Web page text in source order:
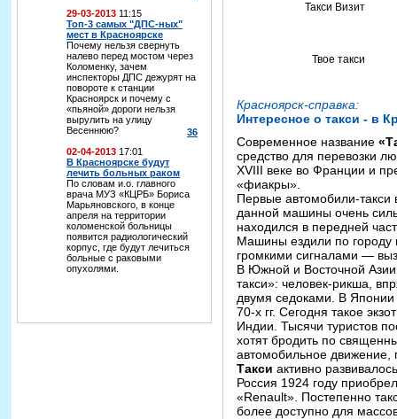
29-03-2013 11:15
Топ-3 самых "ДПС-ных"
мест в Красноярске
Почему нельзя свернуть
налево перед мостом через
Коломенку, зачем
инспекторы ДПС дежурят на
повороте к станции
Красноярск и почему с
«пьяной» дороги нельзя
вырулить на улицу
Весеннюю?
36
02-04-2013 17:01
В Красноярске будут
лечить больных раком
По словам и.о. главного
врача МУЗ «КЦРБ» Бориса
Марьяновского, в конце
апреля на территории
коломенской больницы
появится радиологический
корпус, где будут лечиться
больные с раковыми
опухолями.
Такси Визит
Твое такси
Красноярск-справка:
Интересное о такси - в
Современное название
средство для перевозки
XVIII веке во Франции и
«фиакры».
Первые автомобили-такси
данной машины очень
находился в передней
Машины ездили по городу
громкими сигналами —
В Южной и Восточной
такси»: человек-рикша,
двумя седоками. В Японии
70-х гг. Сегодня такое
Индии. Тысячи туристов
хотят бродить по
автомобильное движение,
Такси активно
Россия 1924 году
«Renault». Постепенно
более доступно для